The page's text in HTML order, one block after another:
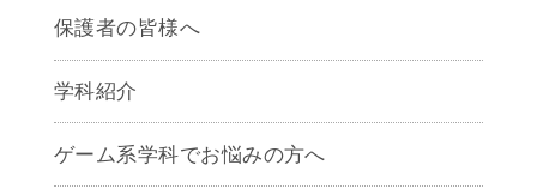
保護者の皆様へ
学科紹介
ゲームクリエイター学科
CG学科
ゲーム系学科でお悩みの方へ